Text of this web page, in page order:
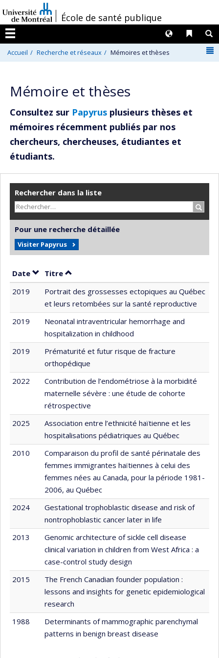
au
contenu
/École de santé publique
Menu
Liens
Langues
Accueil Recherche et réseaux Mémoires et thèses
Mémoire et thèses
Consultez sur Papyrus plusieurs thèses et
mémoires récemment publiés par nos
chercheurs, chercheuses, étudiantes et
étudiants.
Rechercher dans la liste
Pour une recherche détaillée
Visiter Papyrus
Date Trier par date en ordre croissant
Titre Trier par titre en ordre croissant
2019
Portrait des grossesses ectopiques au Québec
et leurs retombées sur la santé reproductive
2019
Neonatal intraventricular hemorrhage and
hospitalization in childhood
2019
Prématurité et futur risque de fracture
orthopédique
2022
Contribution de l’endométriose à la morbidité
maternelle sévère : une étude de cohorte
rétrospective
2025
Association entre l’ethnicité haïtienne et les
hospitalisations pédiatriques au Québec
2010
Comparaison du profil de santé périnatale des
femmes immigrantes haïtiennes à celui des
femmes nées au Canada, pour la période 1981-
2006, au Québec
2024
Gestational trophoblastic disease and risk of
nontrophoblastic cancer later in life
2013
Genomic architecture of sickle cell disease
clinical variation in children from West Africa : a
case-control study design
2015
The French Canadian founder population :
lessons and insights for genetic epidemiological
research
1988
Determinants of mammographic parenchymal
patterns in benign breast disease